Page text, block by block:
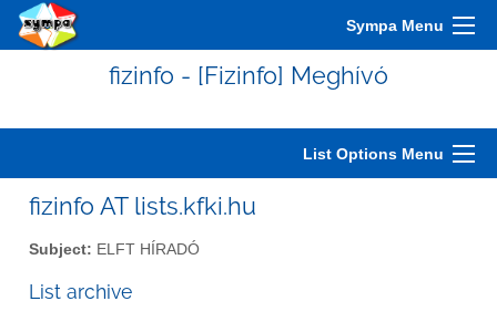
Sympa Menu
fizinfo - [Fizinfo] Meghívó
List Options Menu
fizinfo AT lists.kfki.hu
Subject: ELFT HÍRADÓ
List archive